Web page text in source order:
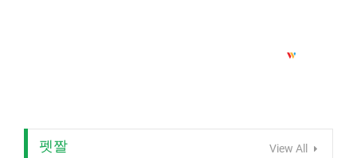
펫짤 View All